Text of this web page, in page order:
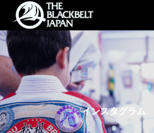
インスタグラ ム